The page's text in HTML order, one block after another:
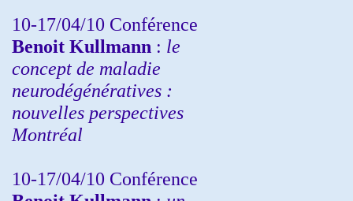
10-17/04/10 Conférence
Benoit Kullmann : le
concept de maladie
neurodégénératives :
nouvelles perspectives
Montréal
10-17/04/10 Conférence